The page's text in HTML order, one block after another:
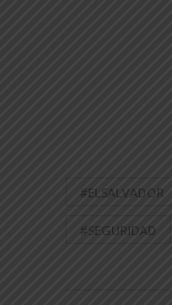
#ELSALVADOR
#SEGURIDAD